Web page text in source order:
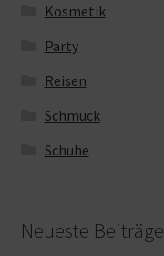
Kosmetik
Party
Reisen
Schmuck
Schuhe
Neueste Beiträge